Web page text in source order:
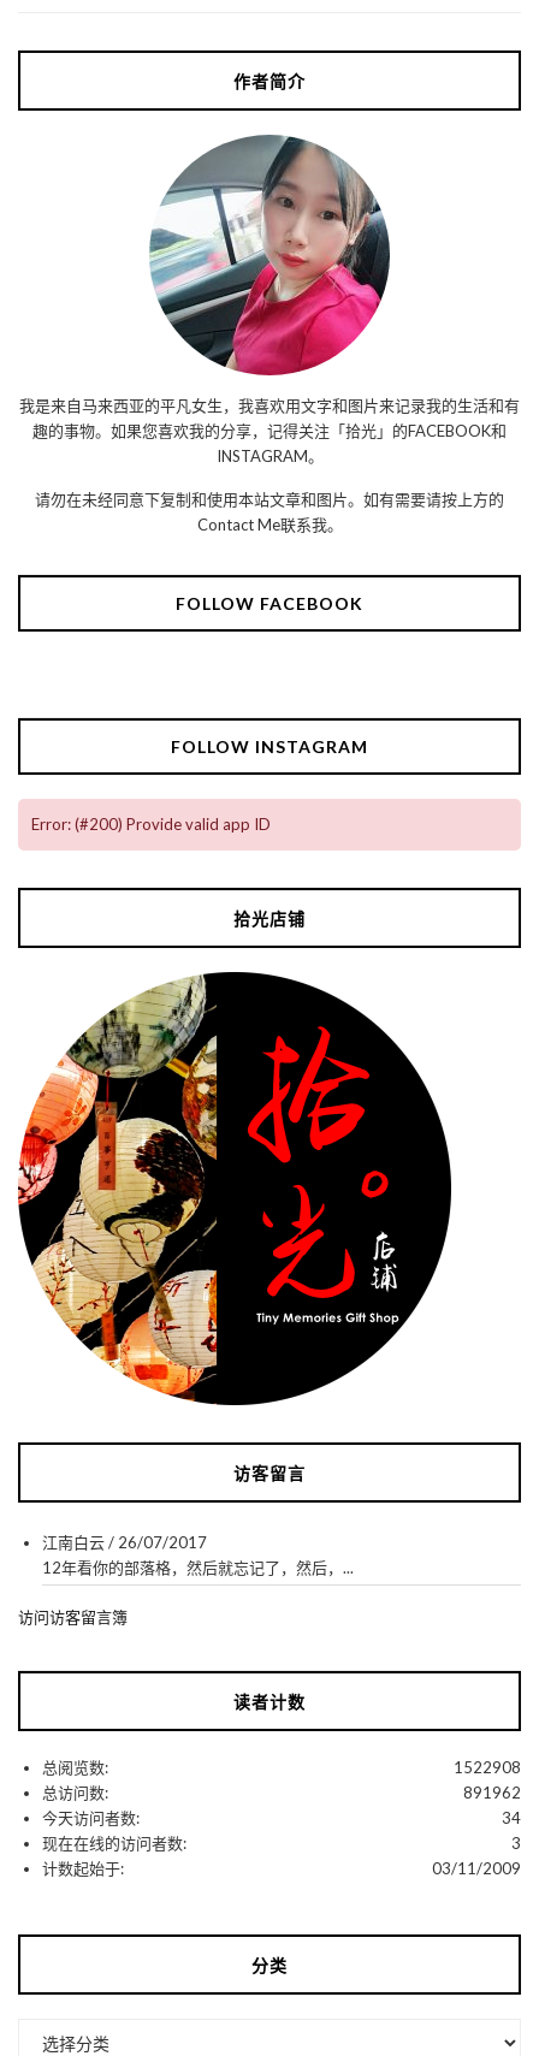
作者简介
我是来自马来西亚的平凡女生，我喜欢用文字和图片来记录我的生活和有
趣的事物。如果您喜欢我的分享，记得关注「拾光」的FACEBOOK和
INSTAGRAM。
请勿在未经同意下复制和使用本站文章和图片。如有需要请按上方的
Contact Me联系我。
FOLLOW FACEBOOK
FOLLOW INSTAGRAM
Error: (#200) Provide valid app ID
拾光店铺
访客留言
江南白云/ 26/07/2017
12年看你的部落格，然后就忘记了，然后，...
访问访客留言簿
读者计数
1522908
总阅览数:
891962
总访问数:
34
今天访问者数:
3
现在在线的访问者数:
03/11/2009
计数起始于:
分类